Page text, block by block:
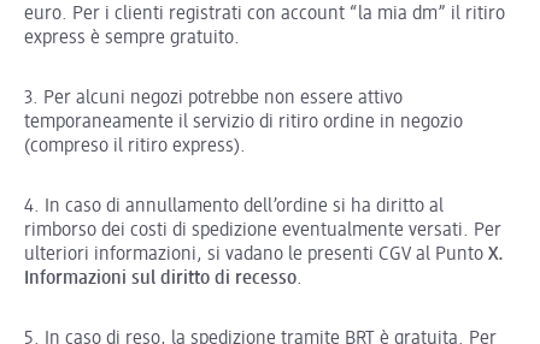
euro. Per i clienti registrati con account “la mia dm” il ritiro
express è sempre gratuito.
3. Per alcuni negozi potrebbe non essere attivo
temporaneamente il servizio di ritiro ordine in negozio
(compreso il ritiro express).
4. In caso di annullamento dell’ordine si ha diritto al
rimborso dei costi di spedizione eventualmente versati. Per
ulteriori informazioni, si vadano le presenti CGV al Punto X.
Informazioni sul diritto di recesso.
5. In caso di reso, la spedizione tramite BRT è gratuita. Per